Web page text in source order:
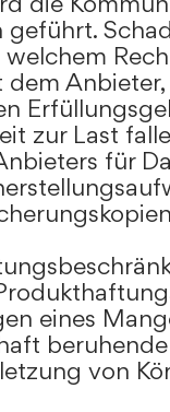
welchem
dem
zur Last
für
eines
von